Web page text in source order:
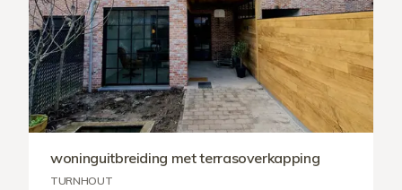
woninguitbreiding met terrasoverkapping
TURNHOUT